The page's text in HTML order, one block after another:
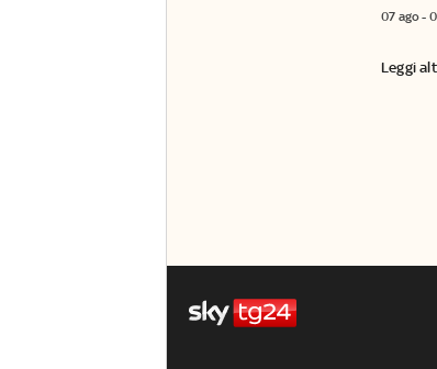
07 ago -
Leggi